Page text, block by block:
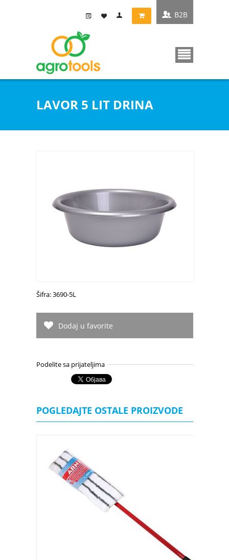
LAVOR 5 LIT DRINA
B2B
Šifra: 3690-5L
Dodaj u favorite
Podelite sa prijateljima
POGLEDAJTE OSTALE PROIZVODE